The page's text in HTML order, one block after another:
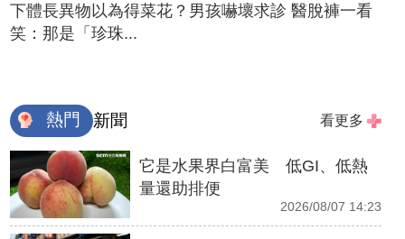
下體長異物以為得菜花？男孩嚇壞求診 醫脫褲一看
笑：那是「珍珠...
熱門 新聞 看更多
它是水果界白富美 低GI、低熱
量還助排便
2026/08/07 14:23